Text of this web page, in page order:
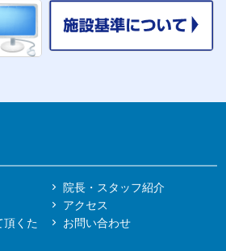
頂くた
院長・スタッフ紹介
アクセス
お問い合わせ